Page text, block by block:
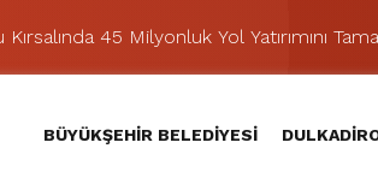
45 Milyonluk Yol Yatırımını
İkinci Etap Nefes Kesti.
Son Kat Asfalt Serimini
Murat Caddesi’ni Asfalta Hazırlıyor.
BÜYÜKŞEHİR BELEDİYESİ